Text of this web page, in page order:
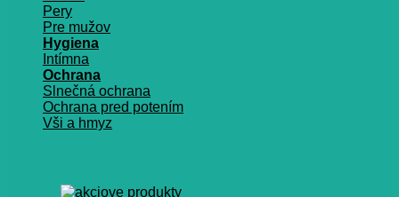
Pery
Pre mužov
Hygiena
Intímna
Ochrana
Slnečná ochrana
Ochrana pred potením
Vši a hmyz